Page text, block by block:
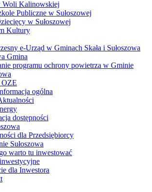
Woli Kalinowskiej
Publiczne w Sułoszowej
w Sułoszowej
Kultury
e-Urząd w Gminach Skała i Sułoszowa
Gmina
programu ochrony powietrza w Gminie
OZE
ogólna
dostępności
dla Przedsiębiorcy
Sułoszowa
warto tu inwestować
dla Inwestora